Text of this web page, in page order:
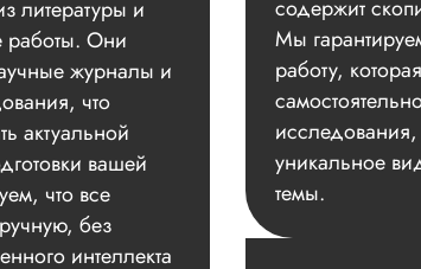
литературы и
работы. Они
журналы и
что
актуальной
вашей
что все
без
интеллекта
содержит
Мы
работу,
исследования,
уникальное
темы.